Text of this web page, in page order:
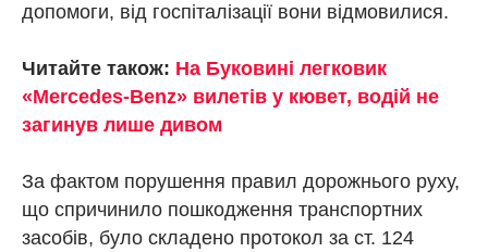
допомоги, від госпіталізації вони відмовилися.
Читайте також: На Буковині легковик
«Mercedes-Benz» вилетів у кювет, водій не
загинув лише дивом
За фактом порушення правил дорожнього руху,
що спричинило пошкодження транспортних
засобів, було складено протокол за ст. 124